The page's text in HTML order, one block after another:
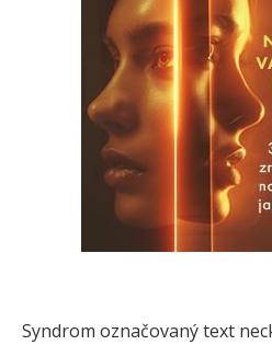
Syndrom označovaný text